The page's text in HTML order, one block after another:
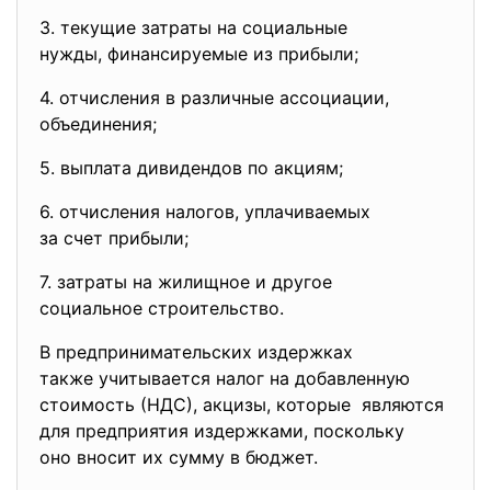
3. текущие затраты на социальные
нужды, финансируемые из прибыли;
4. отчисления в различные ассоциации,
объединения;
5. выплата дивидендов по акциям;
6. отчисления налогов, уплачиваемых
за счет прибыли;
7. затраты на жилищное и другое
социальное строительство.
В предпринимательских издержках
также учитывается налог на добавленную
стоимость (НДС), акцизы, которые являются
для предприятия издержками, поскольку
оно вносит их сумму в бюджет.